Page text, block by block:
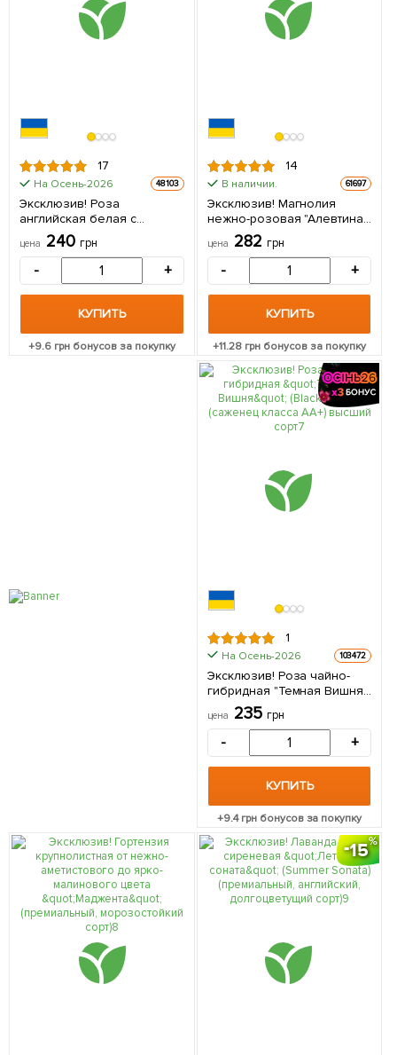
17
На Осень-2026 48103
Эксклюзив! Роза
английская белая с
розовой серединой
"Сладкая палитра" (Sweet
palette) (саженец класса
АА+, премиальный
морозостойкий сорт) 1 шт в
цена 240 грн
- +
КУПИТЬ
+9.6 грн бонусов за покупку
14
В наличии. 61697
Эксклюзив! Магнолия
нежно-розовая "Алевтина"
(Alevtina) (премиальный,
болезнеустойчивый,
обильноцветущий сорт) 1
шт в упаковке
цена 282 грн
- +
КУПИТЬ
+11.28 грн бонусов за покупку
1
На Осень-2026 103472
Эксклюзив! Роза чайно-
гибридная "Темная Вишня"
(Black Cherry) (саженец
класса АА+) высший сорт 1
саженец в упаковке
цена 235 грн
- +
КУПИТЬ
+9.4грн бонусов за покупку
15